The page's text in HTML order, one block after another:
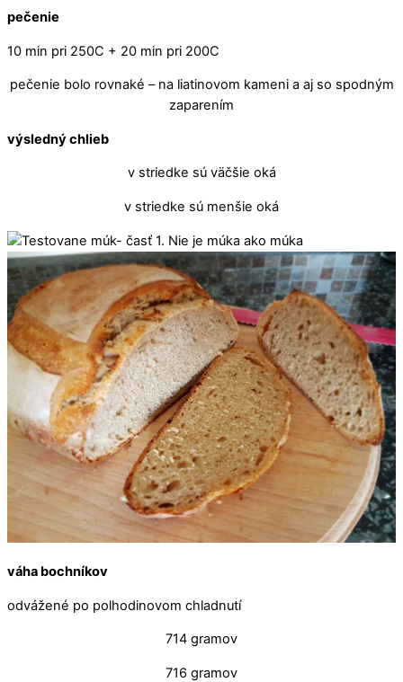
pečenie
10 min pri 250C + 20 min pri 200C
pečenie bolo rovnaké – na liatinovom kameni a aj so spodným
zaparením
výsledný chlieb
v striedke sú väčšie oká
v striedke sú menšie oká
váha bochníkov
odvážené po polhodinovom chladnutí
714 gramov
716 gramov